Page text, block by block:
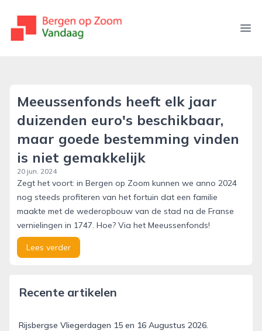
bergenopzoomvandaag.nl
Meeussenfonds heeft elk jaar
duizenden euro's beschikbaar,
maar goede bestemming vinden
is niet gemakkelijk
20 jun. 2024
Zegt het voort: in Bergen op Zoom kunnen we anno 2024
nog steeds profiteren van het fortuin dat een familie
maakte met de wederopbouw van de stad na de Franse
vernielingen in 1747. Hoe? Via het Meeussenfonds!
Lees verder
Recente artikelen
Rijsbergse Vliegerdagen 15 en 16 Augustus 2026.